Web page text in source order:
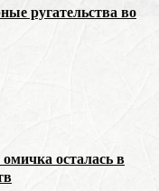
ругательства во
осталась в